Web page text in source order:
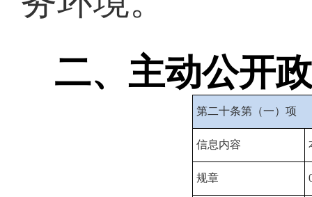
二、主动公开
第二十条第（一）项
信息内容
规章